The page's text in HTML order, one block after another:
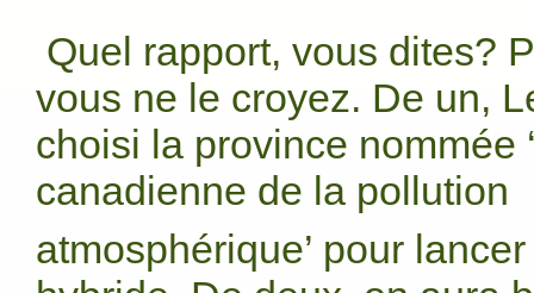
Quel rapport, vous dites?
vous ne le croyez. De un,
choisi la province nommée
canadienne de la pollution
atmosphérique’ pour